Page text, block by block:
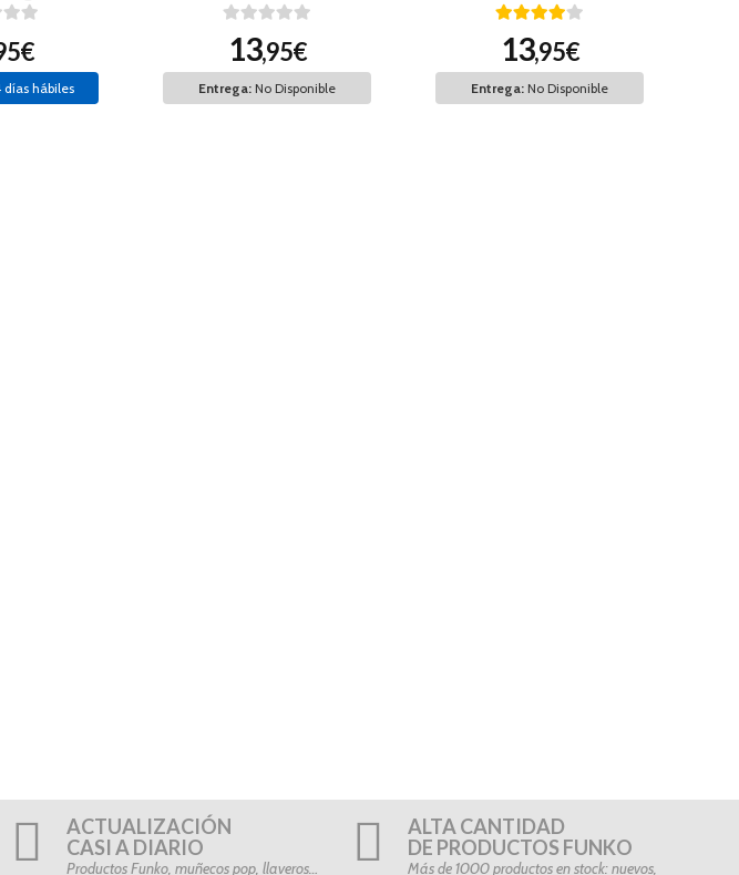
hábiles
13,95€
Entrega: No Disponible
13,95€
Entrega: No Disponible
ACTUALIZACIÓN
CASI A DIARIO
Productos Funko, muñecos pop, llaveros…
ALTA CANTIDAD
DE PRODUCTOS FUNKO
Más de 1000 productos en stock: nuevos,